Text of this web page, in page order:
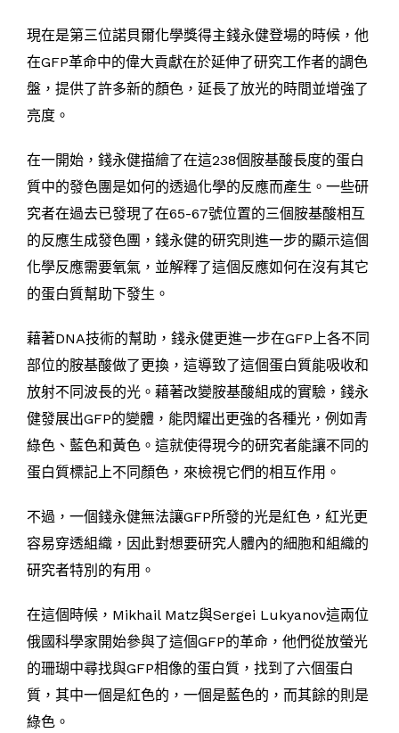
現在是第三位諾貝爾化學獎得主錢永健登場的時候，他
在GFP革命中的偉大貢獻在於延伸了研究工作者的調色
盤，提供了許多新的顏色，延長了放光的時間並增強了
亮度。
在一開始，錢永健描繪了在這238個胺基酸長度的蛋白
質中的發色團是如何的透過化學的反應而產生。一些研
究者在過去已發現了在65-67號位置的三個胺基酸相互
的反應生成發色團，錢永健的研究則進一步的顯示這個
化學反應需要氧氣，並解釋了這個反應如何在沒有其它
的蛋白質幫助下發生。
藉著DNA技術的幫助，錢永健更進一步在GFP上各不同
部位的胺基酸做了更換，這導致了這個蛋白質能吸收和
放射不同波長的光。藉著改變胺基酸組成的實驗，錢永
健發展出GFP的變體，能閃耀出更強的各種光，例如青
綠色、藍色和黃色。這就使得現今的研究者能讓不同的
蛋白質標記上不同顏色，來檢視它們的相互作用。
不過，一個錢永健無法讓GFP所發的光是紅色，紅光更
容易穿透組織，因此對想要研究人體內的細胞和組織的
研究者特別的有用。
在這個時候，Mikhail Matz與Sergei Lukyanov這兩位
俄國科學家開始參與了這個GFP的革命，他們從放螢光
的珊瑚中尋找與GFP相像的蛋白質，找到了六個蛋白
質，其中一個是紅色的，一個是藍色的，而其餘的則是
綠色。